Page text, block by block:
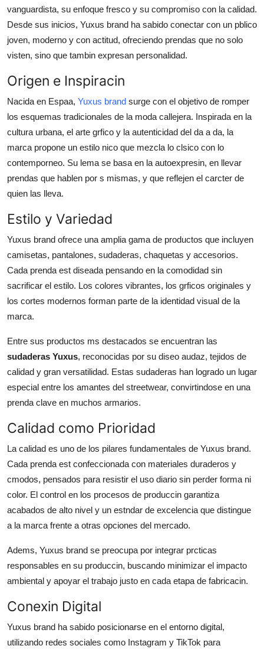
vanguardista, su enfoque fresco y su compromiso con la calidad.
Desde sus inicios, Yuxus brand ha sabido conectar con un pblico
joven, moderno y con actitud, ofreciendo prendas que no solo
visten, sino que tambin expresan personalidad.
Origen e Inspiracin
Nacida en Espaa, Yuxus brand surge con el objetivo de romper
los esquemas tradicionales de la moda callejera. Inspirada en la
cultura urbana, el arte grfico y la autenticidad del da a da, la
marca propone un estilo nico que mezcla lo clsico con lo
contemporneo. Su lema se basa en la autoexpresin, en llevar
prendas que hablen por s mismas, y que reflejen el carcter de
quien las lleva.
Estilo y Variedad
Yuxus brand ofrece una amplia gama de productos que incluyen
camisetas, pantalones, sudaderas, chaquetas y accesorios.
Cada prenda est diseada pensando en la comodidad sin
sacrificar el estilo. Los colores vibrantes, los grficos originales y
los cortes modernos forman parte de la identidad visual de la
marca.
Entre sus productos ms destacados se encuentran las
sudaderas Yuxus, reconocidas por su diseo audaz, tejidos de
calidad y gran versatilidad. Estas sudaderas han logrado un lugar
especial entre los amantes del streetwear, convirtindose en una
prenda clave en muchos armarios.
Calidad como Prioridad
La calidad es uno de los pilares fundamentales de Yuxus brand.
Cada prenda est confeccionada con materiales duraderos y
cmodos, pensados para resistir el uso diario sin perder forma ni
color. El control en los procesos de produccin garantiza
acabados de alto nivel y un estndar de excelencia que distingue
a la marca frente a otras opciones del mercado.
Adems, Yuxus brand se preocupa por integrar prcticas
responsables en su produccin, buscando minimizar el impacto
ambiental y apoyar el trabajo justo en cada etapa de fabricacin.
Conexin Digital
Yuxus brand ha sabido posicionarse en el entorno digital,
utilizando redes sociales como Instagram y TikTok para